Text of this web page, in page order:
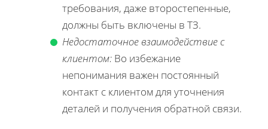
требования, даже второстепенные,
должны быть включены в ТЗ.
Недостаточное взаимодействие с
клиентом: Во избежание
непонимания важен постоянный
контакт с клиентом для уточнения
деталей и получения обратной связи.